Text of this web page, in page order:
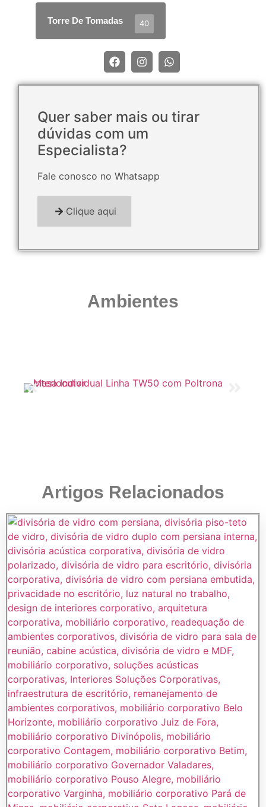
Torre De Tomadas 40
Quer saber mais ou tirar
dúvidas com um
Especialista?
Fale conosco no Whatsapp
Clique aqui
Ambientes
Artigos Relacionados